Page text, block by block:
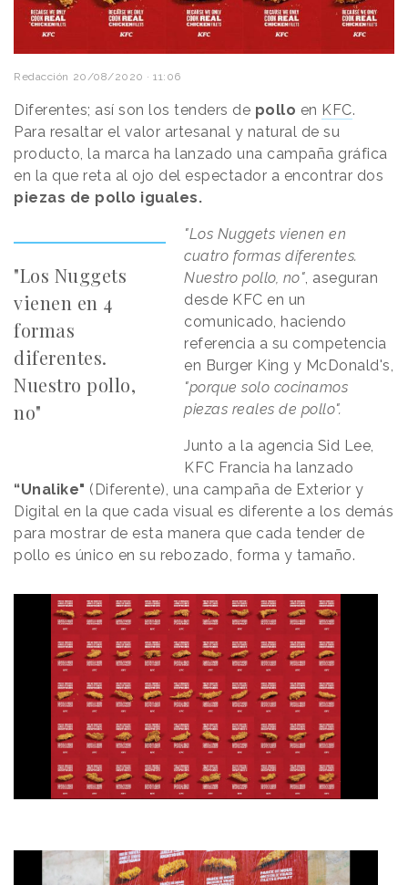
Redacción 20/08/2020 · 11:06
Diferentes; así son los tenders de pollo en KFC.
Para resaltar el valor artesanal y natural de su
producto, la marca ha lanzado una campaña gráfica
en la que reta al ojo del espectador a encontrar dos
piezas de pollo iguales.
"Los Nuggets
vienen en 4
formas
diferentes.
Nuestro pollo,
no"
"Los Nuggets vienen en
cuatro formas diferentes.
Nuestro pollo, no" , aseguran
desde KFC en un
comunicado, haciendo
referencia a su competencia
en Burger King y McDonald's,
"porque solo cocinamos
piezas reales de pollo".
Junto a la agencia Sid Lee,
KFC Francia ha lanzado
“Unalike" (Diferente), una campaña de Exterior y
Digital en la que cada visual es diferente a los demás
para mostrar de esta manera que cada tender de
pollo es único en su rebozado, forma y tamaño.